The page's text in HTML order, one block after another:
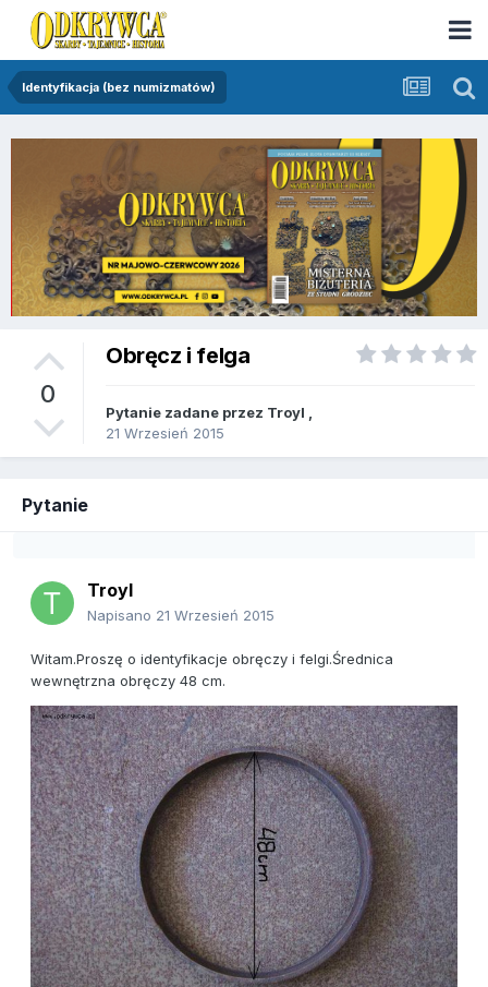
Identyfikacja (bez numizmatów)
0
Obręcz i felga
Pytanie zadane przez Troyl
21 Wrzesień 2015
Pytanie
Troyl
Napisano 21 Wrzesień 2015
Witam.Proszę o identyfikacje obręczy i felgi.Średnica
wewnętrzna obręczy 48 cm.